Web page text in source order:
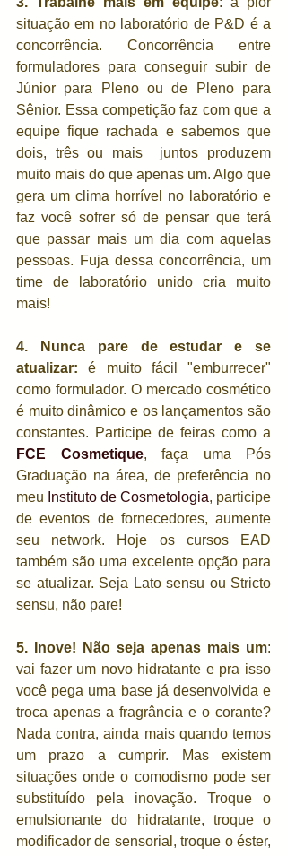
situação em no laboratório de P&D é a
concorrência. Concorrência entre
formuladores para conseguir subir de
Júnior para Pleno ou de Pleno para
Sênior. Essa competição faz com que a
equipe fique rachada e sabemos que
dois, três ou mais  juntos produzem
muito mais do que apenas um. Algo que
gera um clima horrível no laboratório e
faz você sofrer só de pensar que terá
que passar mais um dia com aquelas
pessoas. Fuja dessa concorrência, um
time de laboratório unido cria muito
mais!
4. Nunca pare de estudar e se
atualizar: é muito fácil "emburrecer"
como formulador. O mercado cosmético
é muito dinâmico e os lançamentos são
FCE Cosmetique, faça uma Pós
Graduação na área, de preferência no
meu Instituto de Cosmetologia, participe
de eventos de fornecedores, aumente
seu network. Hoje os cursos EAD
também são uma excelente opção para
se atualizar. Seja Lato sensu ou Stricto
sensu, não pare!
5. Inove! Não seja apenas mais um:
vai fazer um novo hidratante e pra isso
você pega uma base já desenvolvida e
troca apenas a fragrância e o corante?
Nada contra, ainda mais quando temos
um prazo a cumprir. Mas existem
situações onde o comodismo pode ser
substituído pela inovação. Troque o
emulsionante do hidratante, troque o
modificador de sensorial, troque o éster,